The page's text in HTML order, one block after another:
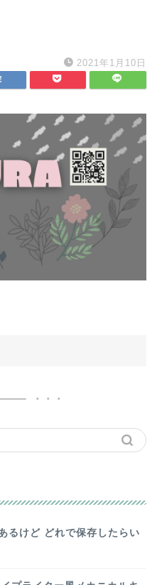
2021年1月10日
るけど どれで保存したらい